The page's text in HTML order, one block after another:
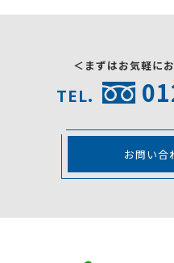
＜まずはお気軽に
TEL.
お問い合